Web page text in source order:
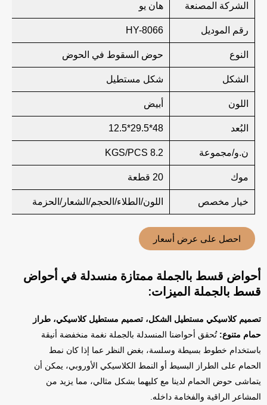
الشركة المصنعة هان يو
رقم الموديل HY-8066
النوع حوض السقوط في الحوض
الشكل شكل مستطيل
اللون أبيض
البُعد 48*29.5*12.5
ن.و/مجموعة 8.2 KGS/PCS
موك 20 قطعة
خيار مخصص اللون/الطلاء/الحجم/الشعار/الحزمة
احصل على عرض أسعار
أحواض قسط بالجملة ممتازة منسدلة في أحواض
قسط بالجملة الميزات:
تصميم كلاسيكي مستطيل الشكل، تصميم مستطيل كلاسيكي، طراز
حمام متنوع:تُحقق أحواضنا المنسدلة بالجملة نغمة منخفضة أنيقة
باستخدام خطوط بسيطة وسلسة، بغض النظر عما إذا كان نمط
الحمام على الطراز البسيط أو النمط الكلاسيكي الأوروبي، يمكن أن
يتماشى حوض الحمام لدينا مع كليهما بشكل مثالي، مما يزيد من
المشاعر الراقية والفخامة داخله.